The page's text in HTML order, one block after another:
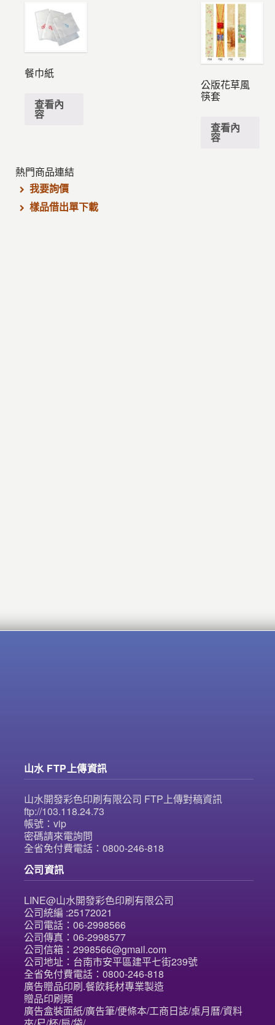
餐巾紙
查看內
容
公版花草風
筷套
查看內
容
熱門商品連結
我要詢價
樣品借出單下載
山水 FTP上傳資訊
山水開發彩色印刷有限公司 FTP上傳對稿資訊
ftp://103.118.24.73
帳號：vip
密碼請來電詢問
全省免付費電話：0800-246-818
公司資訊
LINE@山水開發彩色印刷有限公司
公司統編 :25172021
公司電話：06-2998566
公司傳真：06-2998577
公司信箱：2998566@gmail.com
公司地址：台南市安平區建平七街239號
全省免付費電話：0800-246-818
廣告贈品印刷.餐飲耗材專業製造
贈品印刷類
廣告盒裝面紙/廣告筆/便條本/工商日誌/桌月曆/資料